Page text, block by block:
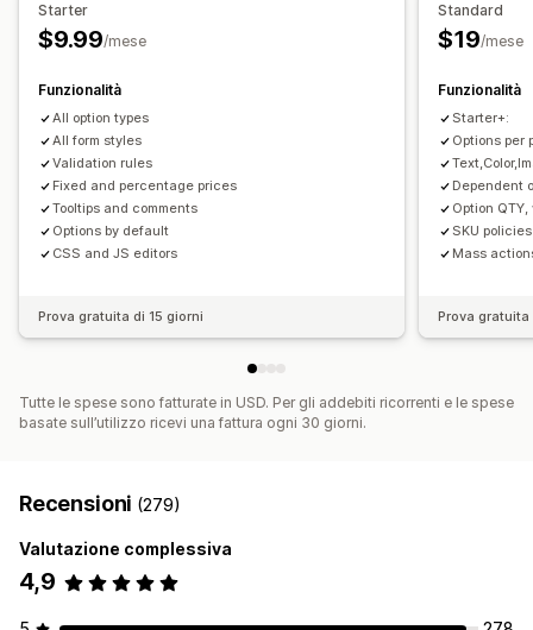
CSS personalizzato
Prezzi in blocco
Prezzi personalizzati
Prezzi dinamici
Componenti aggiuntivi
Supplementi per varianti
Supplementi premium
Scorte
Nascondi prodotti esauriti
Visualizzazione dei prodotti disponibili
Starter
$9.99/mese
Funzionalità
All option types
All form styles
Validation rules
Fixed and percentage prices
Tooltips and comments
Options by default
CSS and JS editors
Prova gratuita di 15 giorni
Standard
$19/mese
Funzionalità
Starter+:
Options per
Dependent
Option
SKU policies
Mass
Prova gratuita
Tutte le spese sono fatturate in USD. Per gli addebiti ricorrenti e le spese
basate sull’utilizzo ricevi una fattura ogni 30 giorni.
Recensioni (279)
Valutazione complessiva
4,9